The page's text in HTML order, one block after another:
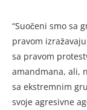
“Suočeni smo sa
pravom
sa pravom
amandmana, ali,
sa ekstremnim
svoje agresivne